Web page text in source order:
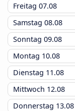
Freitag 07.08
Samstag 08.08
Sonntag 09.08
Montag 10.08
Dienstag 11.08
Mittwoch 12.08
Donnerstag 13.08